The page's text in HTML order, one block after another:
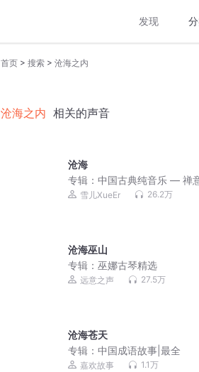
发现
首页 > 搜索 > 沧海之内
沧海之内 相关的声音
沧海
专辑： 中国古典纯音乐 — 禅
雪儿XueEr 26.2万
沧海巫山
专辑： 巫娜古琴精选
远意之声 27.5万
沧海苍天
专辑： 中国成语故事|最全
嘉欢故事 1.1万